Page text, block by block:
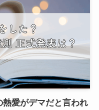
愛がデマだと言われ